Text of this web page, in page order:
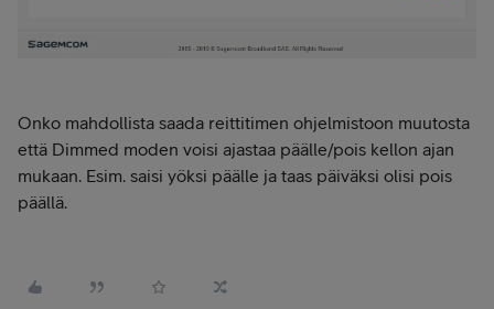
Onko mahdollista saada reittitimen ohjelmistoon muutosta
että Dimmed moden voisi ajastaa päälle/pois kellon ajan
mukaan. Esim. saisi yöksi päälle ja taas päiväksi olisi pois
päällä.